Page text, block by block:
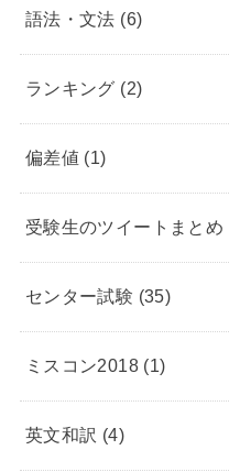
語法・文法 (6)
ランキング (2)
偏差値 (1)
受験生のツイートまとめ
センター試験 (35)
ミスコン2018 (1)
英文和訳 (4)